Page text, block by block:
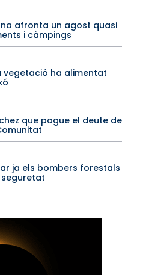
afronta un agost quasi
i càmpings
vegetació ha alimentat
que pague el deute de
ja els bombers forestals